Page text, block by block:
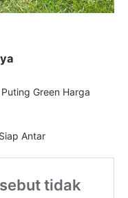
Green Harga
Antar